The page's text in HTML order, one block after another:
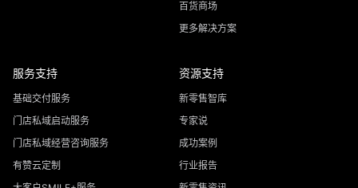
百货商场
更多解决方案
服务支持
基础交付服务
门店私域启动服务
门店私域经营咨询服务
有赞云定制
资源支持
新零售智库
专家说
成功案例
行业报告